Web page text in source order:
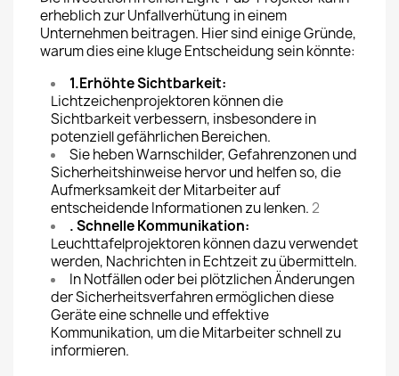
erheblich zur Unfallverhütung in einem
Unternehmen beitragen. Hier sind einige Gründe,
warum dies eine kluge Entscheidung sein könnte:
1.Erhöhte Sichtbarkeit:
Lichtzeichenprojektoren können die
Sichtbarkeit verbessern, insbesondere in
potenziell gefährlichen Bereichen.
Sie heben Warnschilder, Gefahrenzonen und
Sicherheitshinweise hervor und helfen so, die
Aufmerksamkeit der Mitarbeiter auf
entscheidende Informationen zu lenken.2
. Schnelle Kommunikation:
Leuchttafelprojektoren können dazu verwendet
werden, Nachrichten in Echtzeit zu übermitteln.
In Notfällen oder bei plötzlichen Änderungen
der Sicherheitsverfahren ermöglichen diese
Geräte eine schnelle und effektive
Kommunikation, um die Mitarbeiter schnell zu
informieren.